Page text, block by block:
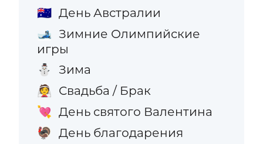
🇦🇺 День Австралии
🎿 Зимние Олимпийские
игры
⛄ Зима
👰 Свадьба / Брак
💘 День святого Валентина
🦃 День благодарения